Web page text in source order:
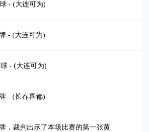
- (大连可为)
- (大连可为)
- (大连可为)
- (长春喜都)
，裁判出示了本场比赛的第一张黄